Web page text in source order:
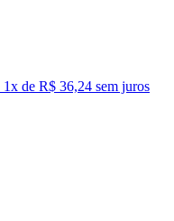
1x de R$ 36,24 sem juros